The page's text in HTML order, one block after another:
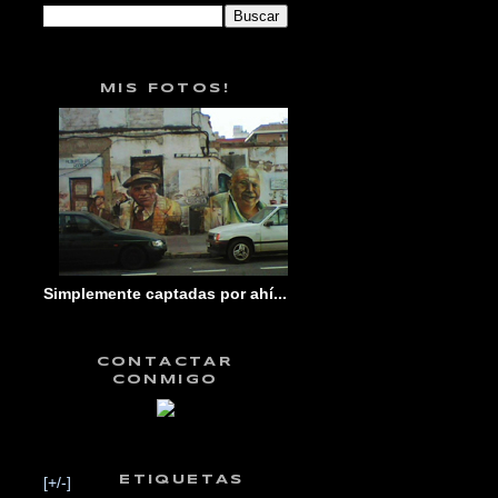
MIS FOTOS!
Simplemente captadas por ahí...
CONTACTAR
CONMIGO
[+/-] ETIQUETAS